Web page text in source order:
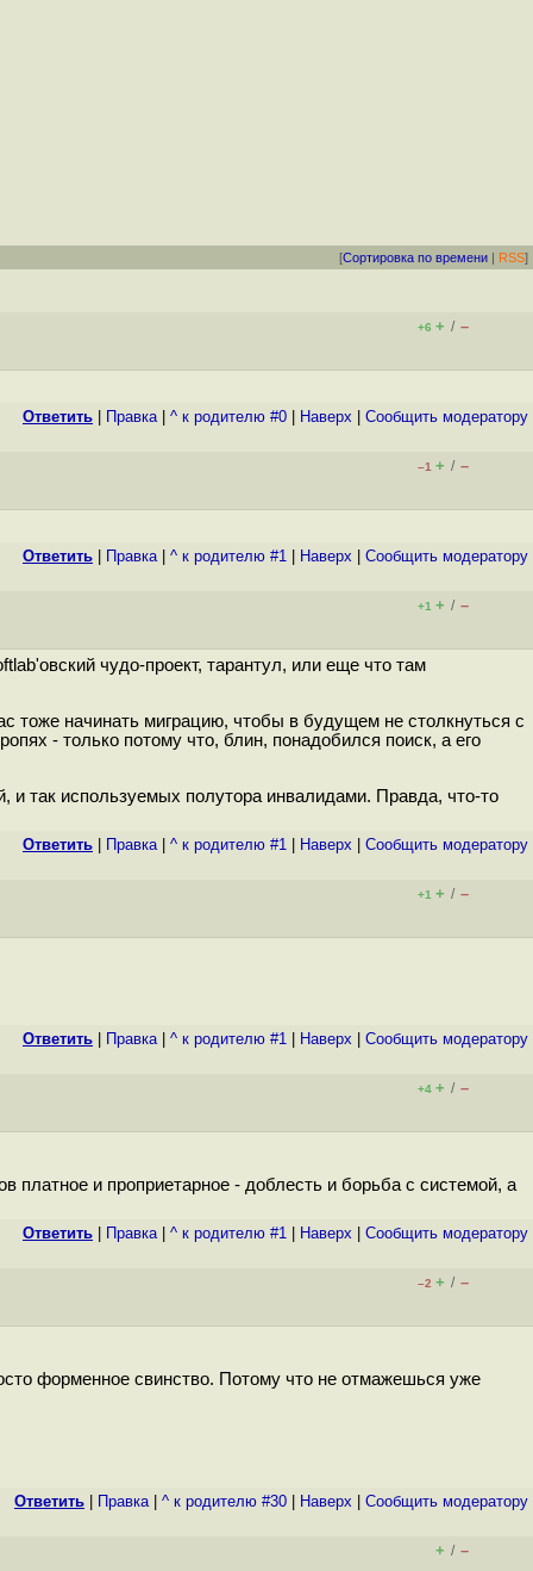
[Сортировка по времени | RSS]
+6 + / –
Ответить Правка| ^ к родителю #0 Наверх Cообщить модератору
–1 + / –
Ответить Правка| ^ к родителю #1 Наверх Cообщить модератору
+1 + / –
чудо-проект, тарантул, или еще что там
тоже начинать миграцию, чтобы в будущем не столкнуться с
- только потому что, блин, понадобился поиск, а его
так используемых полутора инвалидами. Правда, что-то
Ответить Правка| ^ к родителю #1 Наверх Cообщить модератору
+1 + / –
Ответить Правка| ^ к родителю #1 Наверх Cообщить модератору
+4 + / –
платное и проприетарное - доблесть и борьба с системой, а
Ответить Правка| ^ к родителю #1 Наверх Cообщить модератору
–2 + / –
форменное свинство. Потому что не отмажешься уже
Ответить Правка| ^ к родителю #30 Наверх Cообщить модератору
+ / –